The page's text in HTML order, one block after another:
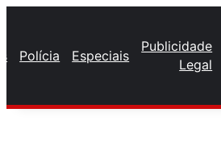
Polícia Especiais
Publicidade
Legal